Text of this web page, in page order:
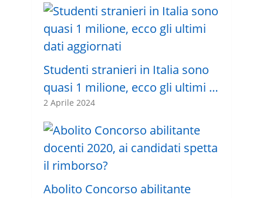
Studenti stranieri in Italia sono
quasi 1 milione, ecco gli ultimi …
2 Aprile 2024
Abolito Concorso abilitante